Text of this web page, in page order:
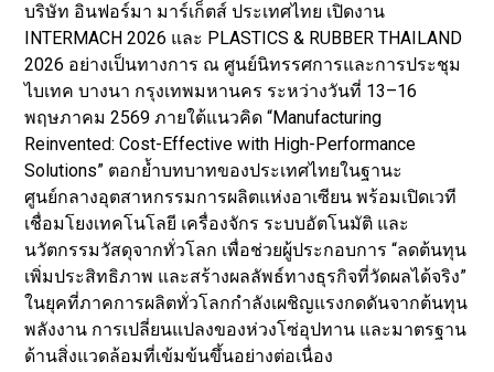
บริษัท อินฟอร์มา มาร์เก็ตส์ ประเทศไทย เปิดงาน
INTERMACH 2026 และ PLASTICS & RUBBER THAILAND
2026 อย่างเป็นทางการ ณ ศูนย์นิทรรศการและการประชุม
ไบเทค บางนา กรุงเทพมหานคร ระหว่างวันที่ 13–16
พฤษภาคม 2569 ภายใต้แนวคิด “Manufacturing
Reinvented: Cost-Effective with High-Performance
Solutions” ตอกย้ำบทบาทของประเทศไทยในฐานะ
ศูนย์กลางอุตสาหกรรมการผลิตแห่งอาเซียน พร้อมเปิดเวที
เชื่อมโยงเทคโนโลยี เครื่องจักร ระบบอัตโนมัติ และ
นวัตกรรมวัสดุจากทั่วโลก เพื่อช่วยผู้ประกอบการ “ลดต้นทุน
เพิ่มประสิทธิภาพ และสร้างผลลัพธ์ทางธุรกิจที่วัดผลได้จริง”
ในยุคที่ภาคการผลิตทั่วโลกกำลังเผชิญแรงกดดันจากต้นทุน
พลังงาน การเปลี่ยนแปลงของห่วงโซ่อุปทาน และมาตรฐาน
ด้านสิ่งแวดล้อมที่เข้มข้นขึ้นอย่างต่อเนื่อง